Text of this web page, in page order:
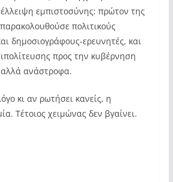
εμπιστοσύνης: πρώτον της
πολιτικούς
δημοσιογράφους-ερευνητές, και
προς την κυβέρνηση
αλλά ανάστροφα.
κι αν ρωτήσει κανείς, η
Τέτοιος χειμώνας δεν βγαίνει.